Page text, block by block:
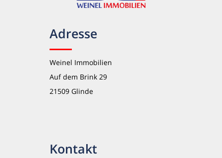
Adresse
Weinel Immobilien
Auf dem Brink 29
21509 Glinde
Kontakt